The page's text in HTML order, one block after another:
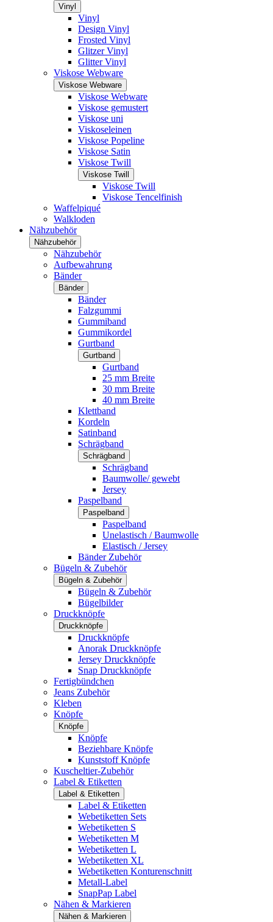
Vinyl
Vinyl
Design Vinyl
Frosted Vinyl
Glitzer Vinyl
Glitter Vinyl
Viskose Webware
Viskose Webware
Viskose Webware
Viskose gemustert
Viskose uni
Viskoseleinen
Viskose Popeline
Viskose Satin
Viskose Twill
Viskose Twill
Viskose Twill
Viskose Tencelfinish
Waffelpiqué
Walkloden
Nähzubehör
Nähzubehör
Nähzubehör
Aufbewahrung
Bänder
Bänder
Bänder
Falzgummi
Gummiband
Gummikordel
Gurtband
Gurtband
Gurtband
25 mm Breite
30 mm Breite
40 mm Breite
Klettband
Kordeln
Satinband
Schrägband
Schrägband
Schrägband
Baumwolle/ gewebt
Jersey
Paspelband
Paspelband
Paspelband
Unelastisch / Baumwolle
Elastisch / Jersey
Bänder Zubehör
Bügeln & Zubehör
Bügeln & Zubehör
Bügeln & Zubehör
Bügelbilder
Druckknöpfe
Druckknöpfe
Druckknöpfe
Anorak Druckknöpfe
Jersey Druckknöpfe
Snap Druckknöpfe
Fertigbündchen
Jeans Zubehör
Kleben
Knöpfe
Knöpfe
Knöpfe
Beziehbare Knöpfe
Kunststoff Knöpfe
Kuscheltier-Zubehör
Label & Etiketten
Label & Etiketten
Label & Etiketten
Webetiketten Sets
Webetiketten S
Webetiketten M
Webetiketten L
Webetiketten XL
Webetiketten Konturenschnitt
Metall-Label
SnapPap Label
Nähen & Markieren
Nähen & Markieren